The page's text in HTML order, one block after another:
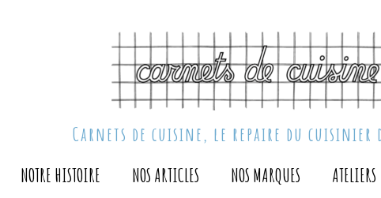
Carnets de cuisine, le repaire du cuisinier
NOTRE HISTOIRE NOS ARTICLES NOS MARQUES ATELIERS